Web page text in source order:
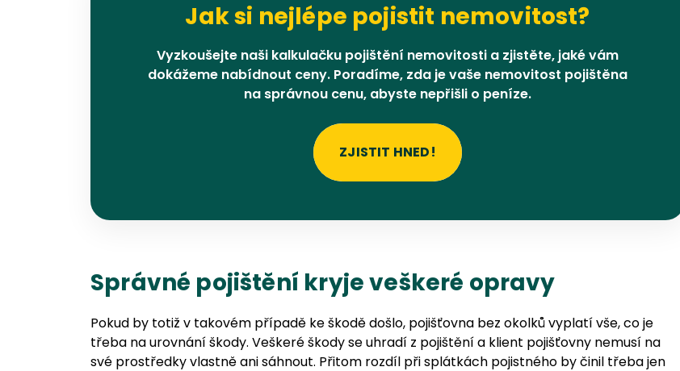
Jak si nejlépe pojistit nemovitost?
Vyzkoušejte naši kalkulačku pojištění nemovitosti a zjistěte, jaké vám
dokážeme nabídnout ceny. Poradíme, zda je vaše nemovitost pojištěna
na správnou cenu, abyste nepřišli o peníze.
ZJISTIT HNED!
Správné pojištění kryje veškeré opravy
Pokud by totiž v takovém případě ke škodě došlo, pojišťovna bez okolků vyplatí vše, co je
třeba na urovnání škody. Veškeré škody se uhradí z pojištění a klient pojišťovny nemusí na
své prostředky vlastně ani sáhnout. Přitom rozdíl při splátkách pojistného by činil třeba jen